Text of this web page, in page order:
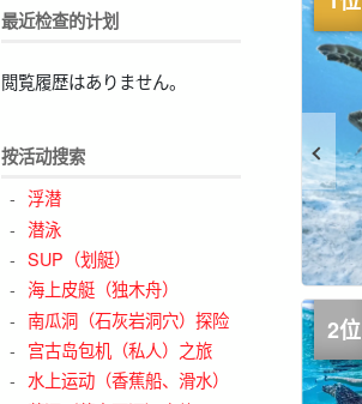
最近检查的计划
閲覧履歴はありません。
按活动搜索
浮潜
潜泳
SUP（划艇）
海上皮艇（独木舟）
南瓜洞（石灰岩洞穴）探险
宫古岛包机（私人）之旅
水上运动（香蕉船、滑水）